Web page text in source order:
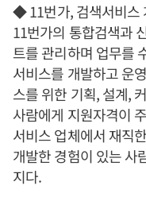
◆ 11번가, 검색서비스
11번가의 통합검색과
트를 관리하며 업무를
서비스를 개발하고 운
스를 위한 기획, 설계,
사람에게 지원자격이
서비스 업체에서 재직
개발한 경험이 있는 사
지다.